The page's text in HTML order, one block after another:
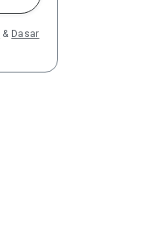
& Dasar